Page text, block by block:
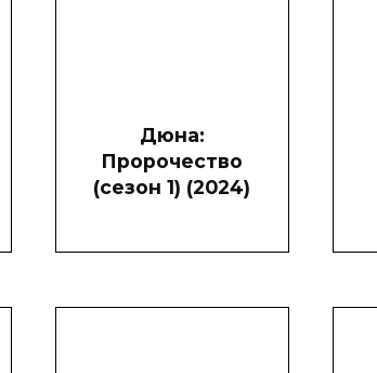
Дюна:
Пророчество
(сезон 1) (2024)